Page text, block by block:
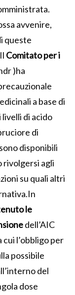
avvenire,
queste
Il Comitato per i
)ha
a base di
di acido
di
disponibili
rivolgersi agli
su quali altri
le
dell’AIC
l’obbligo per
possibile
del
dose